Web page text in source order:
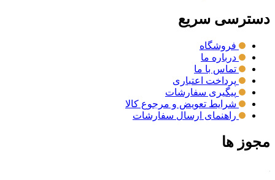
دسترسی سریع
فروشگاه
درباره ما
تماس با ما
پرداخت اعتباری
پیگیری سفارشات
شرایط تعویض و مرجوع کالا
راهنمای ارسال سفارشات
مجوز ها